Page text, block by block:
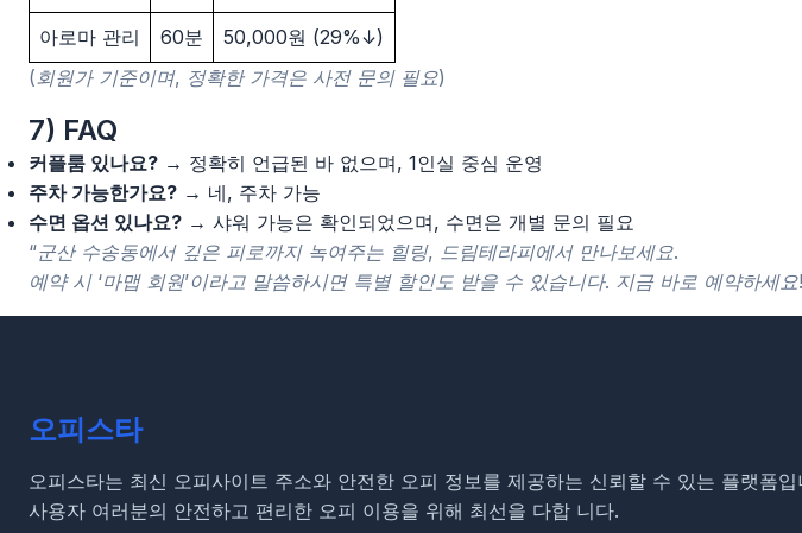
아로마 관리 60분
50,000원 (29%↓)
(회원가 기준이며, 정확한 가격은 사전 문의 필요)
7) FAQ
커플룸 있나요? → 정확히 언급된 바 없으며, 1인실 중심 운영
주차 가능한가요? → 네, 주차 가능
수면 옵션 있나요? → 샤워 가능은 확인되었으며, 수면은 개별 문의 필요
“군산 수송동에서 깊은 피로까지 녹여주는 힐링, 드림테라피에서 만나보세요.
예약 시 ‘마맵 회원’이라고 말씀하시면 특별 할인도 받을 수 있습니다. 지금 바로 예약하세요
오피스타
오피스타는 최신 오피사이트 주소와 안전한 오피 정보를 제공하는 신뢰할 수 있는 플랫폼입
사용자 여러분의 안전하고 편리한 오피 이용을 위해 최선을 다합 니다.